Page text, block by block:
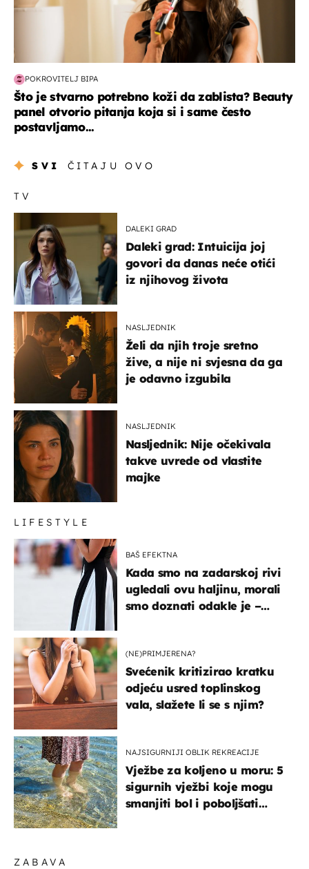
POKROVITELJ BIPA
Što je stvarno potrebno koži da zablista? Beauty
panel otvorio pitanja koja si i same često
postavljamo...
SVI ČITAJU OVO
ZABAVA
TV
DALEKI GRAD
Daleki grad: Intuicija joj
govori da danas neće otići
iz njihovog života
NASLJEDNIK
Želi da njih troje sretno
žive, a nije ni svjesna da ga
je odavno izgubila
NASLJEDNIK
Nasljednik: Nije očekivala
takve uvrede od vlastite
majke
LIFESTYLE
BAŠ EFEKTNA
Kada smo na zadarskoj rivi
ugledali ovu haljinu, morali
smo doznati odakle je –
(NE)PRIMJERENA?
Svećenik kritizirao kratku
odjeću usred toplinskog
vala, slažete li se s njim?
NAJSIGURNIJI OBLIK REKREACIJE
Vježbe za koljeno u moru: 5
sigurnih vježbi koje mogu
smanjiti bol i poboljšati